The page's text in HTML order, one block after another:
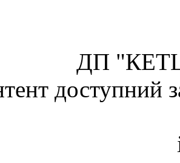
ДП
доступний